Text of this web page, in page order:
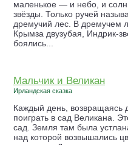
маленькое — и небо, и
звёзды. Только ручей
дремучий лес. В дремучем
Крымза двузубая, Индрик-
боялись...
Мальчик и Великан
Ирландская сказка
Каждый день, возвращаясь
поиграть в сад Великана.
сад. Земля там была
над которой возвышались